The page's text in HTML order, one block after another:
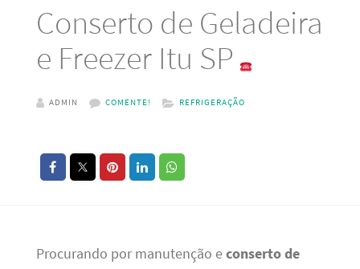
Conserto de Geladeira
e Freezer Itu SP
ADMIN COMENTE! REFRIGERAÇÃO
Procurando por manutenção econserto de